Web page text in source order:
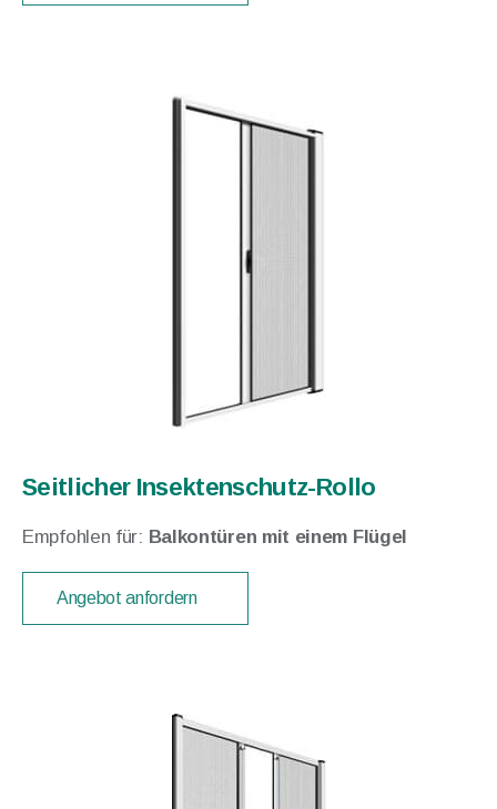
Seitlicher Insektenschutz-Rollo
Empfohlen für: Balkontüren mit einem Flügel
Angebot anfordern